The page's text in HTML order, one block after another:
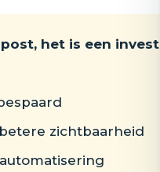
het is een
zichtbaarheid